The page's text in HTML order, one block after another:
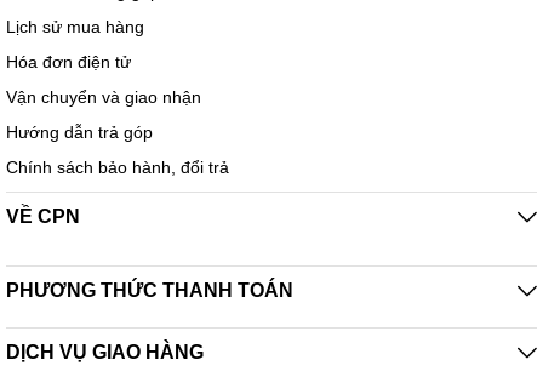
Lịch sử mua hàng
Hóa đơn điện tử
Vận chuyển và giao nhận
Hướng dẫn trả góp
Chính sách bảo hành, đổi trả
VỀ CPN
PHƯƠNG THỨC THANH TOÁN
DỊCH VỤ GIAO HÀNG